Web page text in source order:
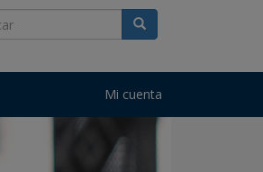
Mi cuenta